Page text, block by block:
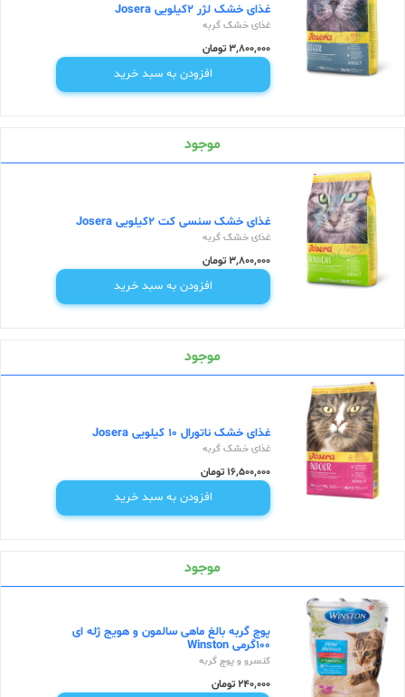
غذای خشک لژر 2کیلویی Josera
غذای خشک گربه
3,800,000 تومان
افزودن به سبد خرید
موجود
غذای خشک سنسی کت 2کیلویی Josera
غذای خشک گربه
3,800,000 تومان
افزودن به سبد خرید
موجود
غذای خشک ناتورال 10 کیلویی Josera
غذای خشک گربه
16,500,000 تومان
افزودن به سبد خرید
موجود
پوچ گربه بالغ ماهی سالمون و هویج ژله ای
100گرمی Winston
کنسرو و پوچ گربه
240,000 تومان